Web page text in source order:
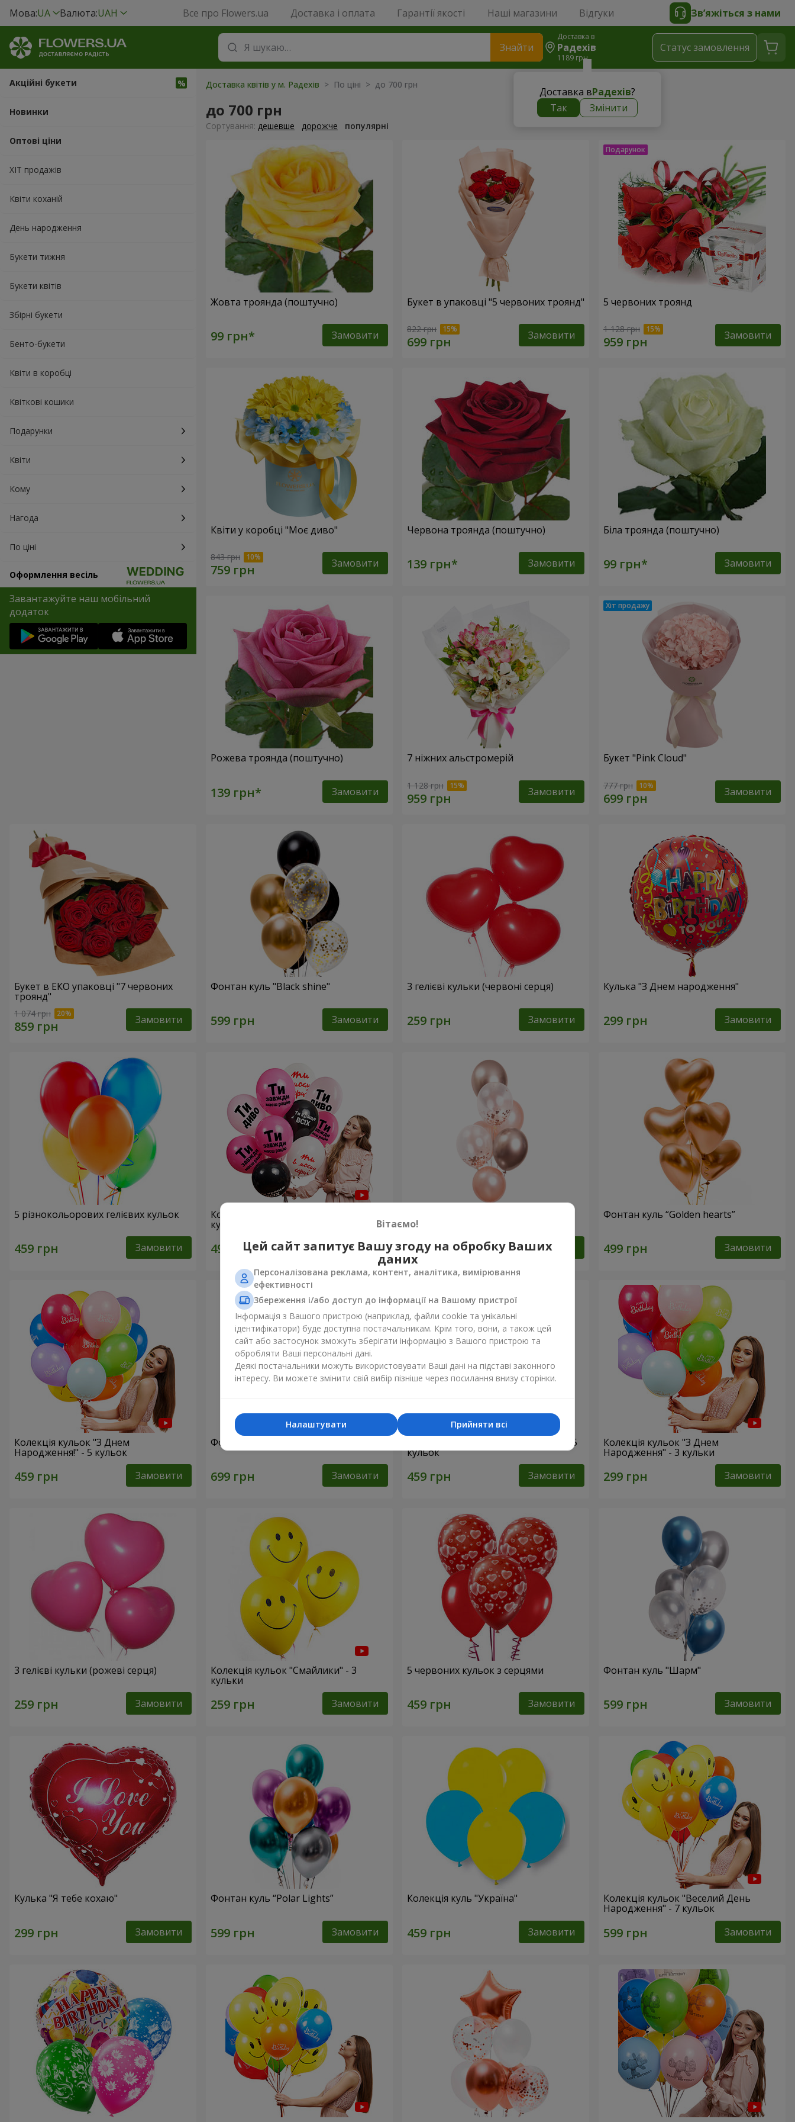
Мова:UA Валюта:UAH Все про Flowers.ua Доставка і оплата Гарантії якості Наші магазини Відгуки Зв’яжіться з нами
Знайти
Доставка в
Радехів
1189 грн
Доставка вРадехів?
Так
Змінити
Статус замовлення
Акційні букети
Новинки
Оптові ціни
ХІТ продажів
Квіти коханій
День народження
Букети тижня
Букети квітів
Збірні букети
Бенто-букети
Квіти в коробці
Квіткові кошики
Подарунки
Квіти
Кому
Нагода
По ціні
Оформлення весіль
Завантажуйте наш мобільний
додаток
Доставка квітів у м. Радехів > По ціні > до 700 грн
до 700 грн
Сортування: дешевше дорожче популярні
Жовта троянда (поштучно)
Замовити
Букет в упаковці "5 червоних троянд"
822 грн Замовити
5 червоних троянд
1 128 грн Замовити
Квіти у коробці "Моє диво"
843 грн Замовити
Червона троянда (поштучно)
Замовити
Біла троянда (поштучно)
Замовити
Рожева троянда (поштучно)
Замовити
7 ніжних альстромерій
1 128 грн Замовити
Букет "Pink Cloud"
777 грн Замовити
Букет в ЕКО упаковці "7 червоних
троянд"
1 074 грн Замовити
Фонтан куль "Black shine"
Замовити
3 гелієві кульки (червоні серця)
Замовити
Кулька "З Днем народження"
Замовити
5 різнокольорових гелієвих кульок
Замовити
Колекція кульок для неї "Ти диво!" - 5
кульок
Замовити
Замовити
Фонтан куль “Golden hearts”
Замовити
Колекція кульок "З Днем
Народження!" - 5 кульок
Замовити
Фонтан куль “Сяйво перлів”
Замовити
Колекція кульок "Коханій Матусі!" - 5
кульок
Замовити
Колекція кульок "З Днем
Народження" - 3 кульки
Замовити
3 гелієві кульки (рожеві серця)
Замовити
Колекція кульок "Смайлики" - 3
кульки
Замовити
5 червоних кульок з серцями
Замовити
Фонтан куль "Шарм"
Замовити
Кулька "Я тебе кохаю"
Замовити
Фонтан куль “Polar Lights”
Замовити
Колекція куль "Україна"
Замовити
Колекція кульок "Веселий День
Народження" - 7 кульок
Замовити
Вітаємо!
Цей сайт запитує Вашу згоду на обробку Ваших
даних
Персоналізована реклама, контент, аналітика, вимірювання
ефективності
Збереження і/або доступ до інформації на Вашому пристрої
Інформація з Вашого пристрою (наприклад, файли cookie та унікальні
ідентифікатори) буде доступна постачальникам. Крім того, вони, а також цей
сайт або застосунок зможуть зберігати інформацію з Вашого пристрою та
обробляти Ваші персональні дані.
Деякі постачальники можуть використовувати Ваші дані на підставі законного
інтересу. Ви можете змінити свій вибір пізніше через посилання внизу сторінки.
Прийняти всі
Налаштувати